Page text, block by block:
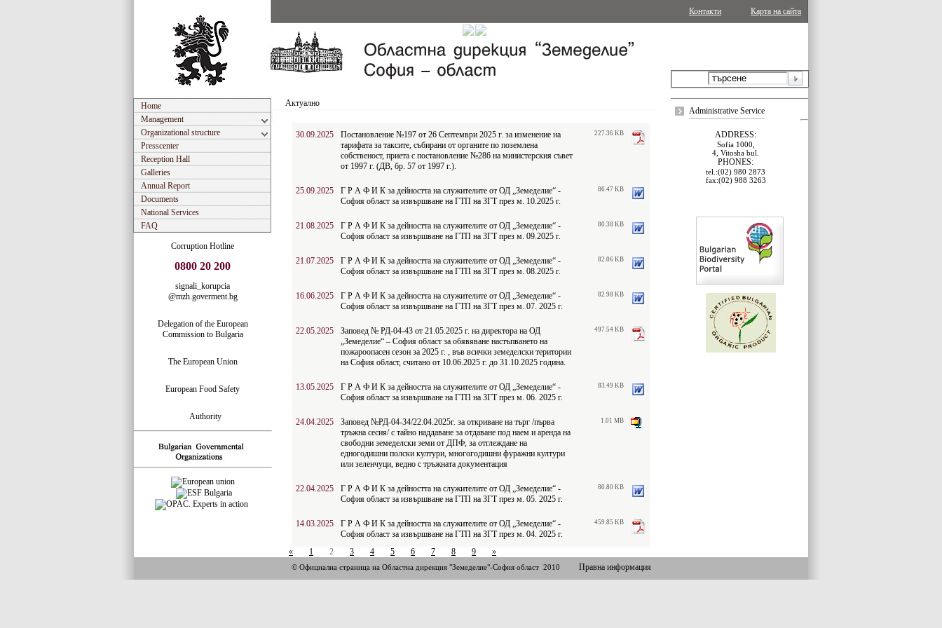
Карта на сайта
Контакти
Home
Management
Organizational structure
Presscenter
Reception Hall
Galleries
Annual Report
Documents
National Services
FAQ
Corruption Hotline
0800 20 200
signali_korupcia
@mzh.goverment.bg
Delegation of the European
Commission to Bulgaria
The European Union
European Food Safety
Authority
Актуално
30.09.2025
Постановление №197 от 26 Септември 2025 г. за изменение на
тарифата за таксите, събирани от органите по поземлена
собственост, приета с постановление №286 на министерския съвет
от 1997 г. (ДВ, бр. 57 от 1997 г.).
227.36 KB
25.09.2025
Г Р А Ф И К за дейността на служителите от ОД „Земеделие“ -
София област за извършване на ГТП на ЗГТ през м. 10.2025 г.
86.47 KB
21.08.2025
Г Р А Ф И К за дейността на служителите от ОД „Земеделие“ -
София област за извършване на ГТП на ЗГТ през м. 09.2025 г.
80.38 KB
21.07.2025
Г Р А Ф И К за дейността на служителите от ОД „Земеделие“ -
София област за извършване на ГТП на ЗГТ през м. 08.2025 г.
82.06 KB
16.06.2025
Г Р А Ф И К за дейността на служителите от ОД „Земеделие“ -
София област за извършване на ГТП на ЗГТ през м. 07. 2025 г.
82.98 KB
22.05.2025
Заповед № РД-04-43 от 21.05.2025 г. на директора на ОД
„Земеделие“ – София област за обявяване настъпването на
пожароопасен сезон за 2025 г. , във всички земеделски територии
на София област, считано от 10.06.2025 г. до 31.10.2025 година.
497.54 KB
13.05.2025
Г Р А Ф И К за дейността на служителите от ОД „Земеделие“ -
София област за извършване на ГТП на ЗГТ през м. 06. 2025 г.
83.49 KB
24.04.2025
Заповед №РД-04-34/22.04.2025г. за откриване на търг /първа
тръжна сесия/ с тайно наддаване за отдаване под наем и аренда на
свободни земеделски земи от ДПФ, за отглеждане на
едногодишни полски култури, многогодишни фуражни култури
или зеленчуци, ведно с тръжната документация
1.01 MB
22.04.2025
Г Р А Ф И К за дейността на служителите от ОД „Земеделие“ -
София област за извършване на ГТП на ЗГТ през м. 05. 2025 г.
80.80 KB
14.03.2025
Г Р А Ф И К за дейността на служителите от ОД „Земеделие“ -
София област за извършване на ГТП на ЗГТ през м. 04. 2025 г.
459.85 KB
« 1 2 3 4 5 6 7 8 9 »
Administrative Service
ADDRESS:
Sofia 1000,
4, Vitosha bul.
PHONES:
tel.:(02) 980 2873
fax:(02) 988 3263
© Официална страница на Областна дирекция "Земеделие"-София област 2010 Правна информация